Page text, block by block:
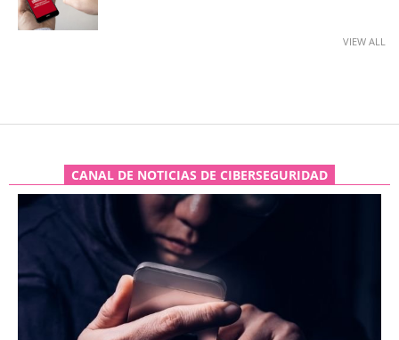
VIEW ALL
CANAL DE NOTICIAS DE CIBERSEGURIDAD